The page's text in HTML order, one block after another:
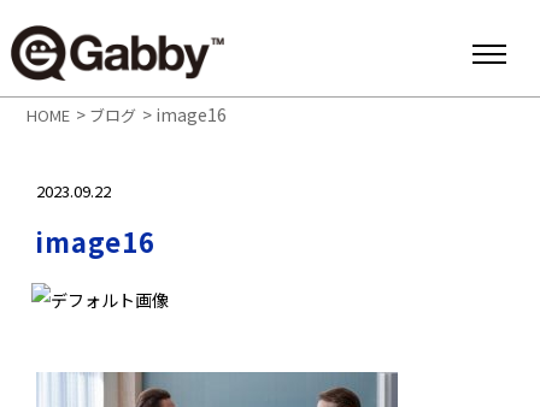
HOME > ブログ > image16
2023.09.22
image16